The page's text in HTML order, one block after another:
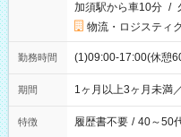
加須駅から車10分 /
物流・ロジスティ
勤務時間 (1)09:00-17:00(休憩
期間 1ヶ月以上3ヶ月未満
特徴 履歴書不要 / 40～50